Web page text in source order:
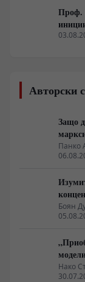
Проф.
Пекин
Авторски
Защо
Панко
на
Боян
Нако